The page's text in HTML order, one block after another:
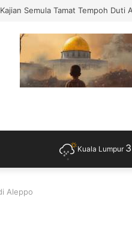
Semula Tamat Tempoh
Kuala Lumpur
Aleppo